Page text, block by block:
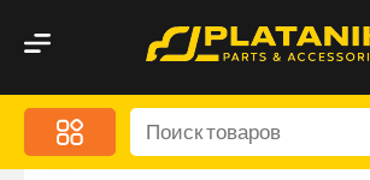
Меню
Акционные предложения